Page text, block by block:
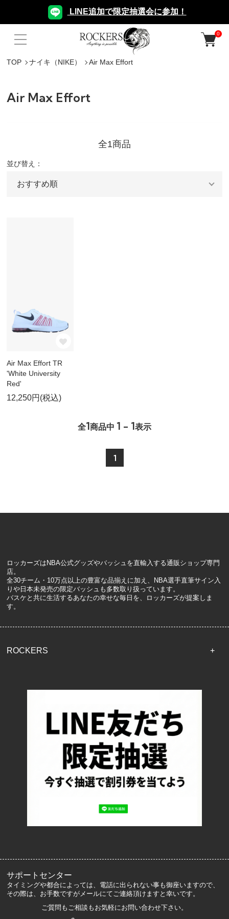
LINE追加で限定抽選会に参加！
0
TOP ナイキ（NIKE） Air Max Effort
Air Max Effort
全1商品
並び替え：
Air Max Effort TR
'White University
Red'
12,250円(税込)
全1商品中 1 - 1表示
1
ロッカーズはNBA公式グッズやバッシュを直輸入する通販ショップ専門
店。
全30チーム・10万点以上の豊富な品揃えに加え、NBA選手直筆サイン入
りや日本未発売の限定バッシュも多数取り扱っています。
バスケと共に生活するあなたの幸せな毎日を、ロッカーズが提案しま
す。
ROCKERS
配送・送料について
お支払い方法について
特定商取引法に基づく表記
プライバシーポリシー
ロッカーズについて
サポートセンター
タイミングや都合によっては、電話に出られない事も御座いますので、
その際は、お手数ですがメールにてご連絡頂けますと幸いです。
ご質問もご相談もお気軽にお問い合わせ下さい。